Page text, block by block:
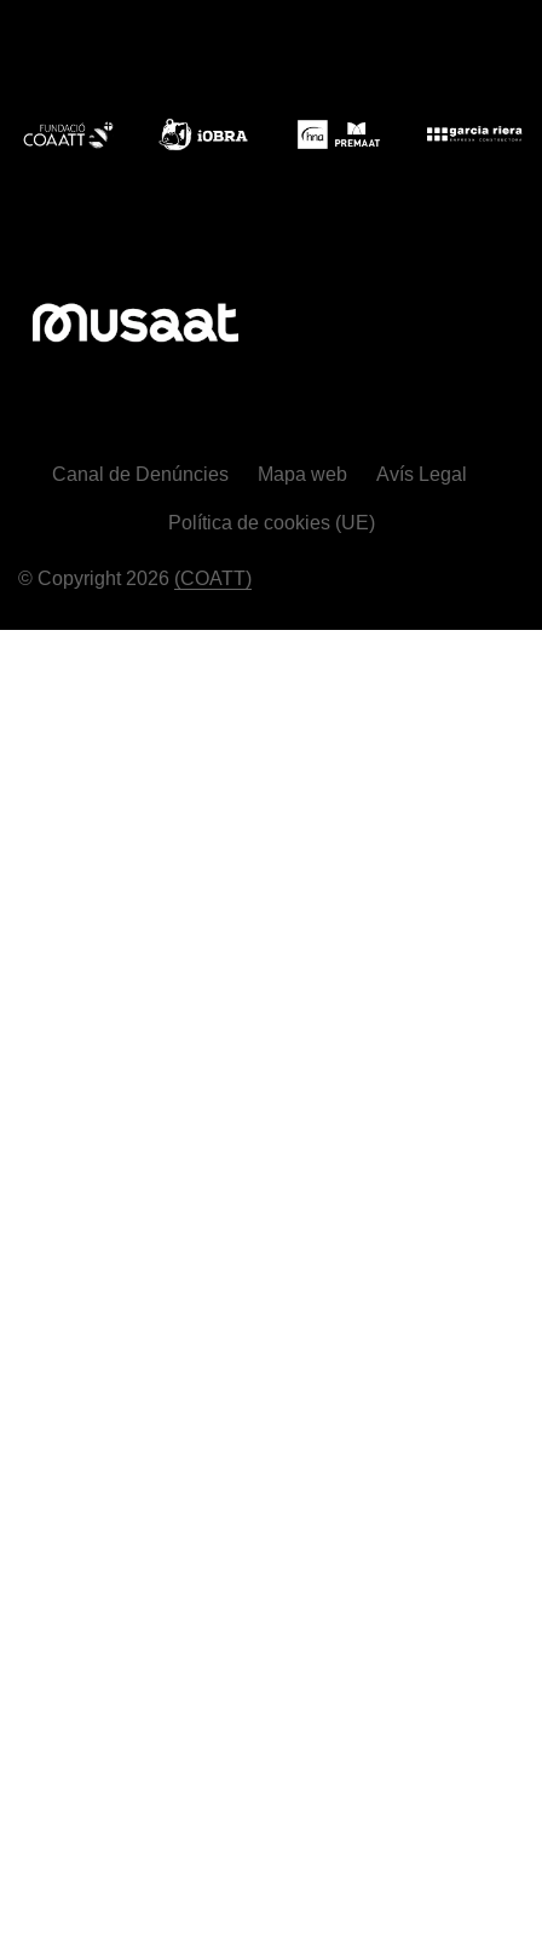
© Copyright 2026 (COATT)
Canal de Denúncies Mapa web Avís Legal
Política de cookies (UE)